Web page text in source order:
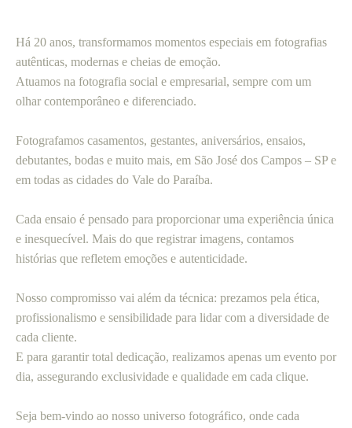
Há 20 anos, transformamos momentos especiais em fotografias
autênticas, modernas e cheias de emoção.
Atuamos na fotografia social e empresarial, sempre com um
olhar contemporâneo e diferenciado.
Fotografamos casamentos, gestantes, aniversários, ensaios,
debutantes, bodas e muito mais, em São José dos Campos – SP e
em todas as cidades do Vale do Paraíba.
Cada ensaio é pensado para proporcionar uma experiência única
e inesquecível. Mais do que registrar imagens, contamos
histórias que refletem emoções e autenticidade.
Nosso compromisso vai além da técnica: prezamos pela ética,
profissionalismo e sensibilidade para lidar com a diversidade de
cada cliente.
E para garantir total dedicação, realizamos apenas um evento por
dia, assegurando exclusividade e qualidade em cada clique.
Seja bem-vindo ao nosso universo fotográfico, onde cada